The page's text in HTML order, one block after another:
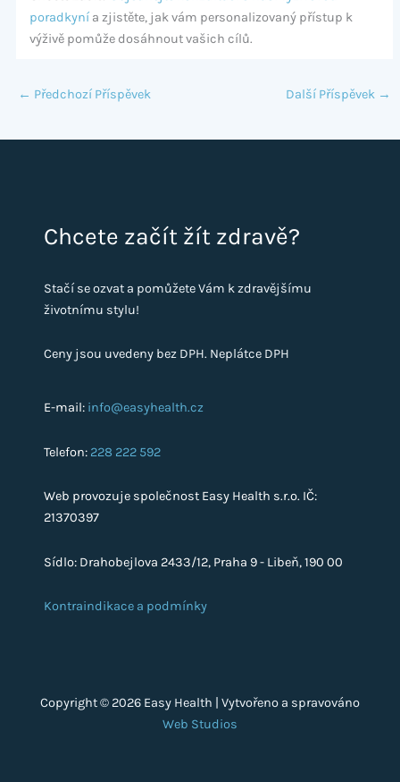
poradkynía zjistěte, jak vám personalizovaný přístup k
výživě pomůže dosáhnout vašich cílů.
← Předchozí Příspěvek Další Příspěvek →
Chcete začít žít zdravě?
Stačí se ozvat a pomůžete Vám k zdravějšímu
životnímu stylu!
Ceny jsou uvedeny bez DPH. Neplátce DPH
E-mail: info@easyhealth.cz
Telefon: 228 222 592
Web provozuje společnost Easy Health s.r.o. IČ:
21370397
Sídlo: Drahobejlova 2433/12, Praha 9 - Libeň, 190 00
Kontraindikace a podmínky
Copyright © 2026 Easy Health | Vytvořeno a spravováno
Web Studios